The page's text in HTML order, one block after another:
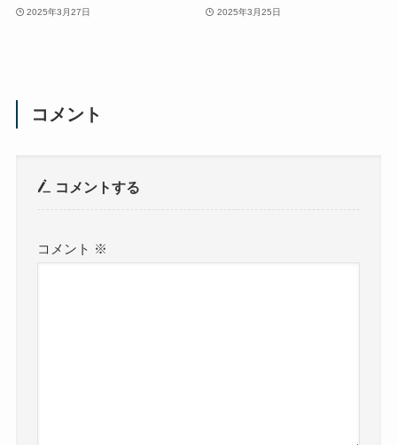
2025年3月27日 2025年3月25日
コメント
コメントする
コメント ※